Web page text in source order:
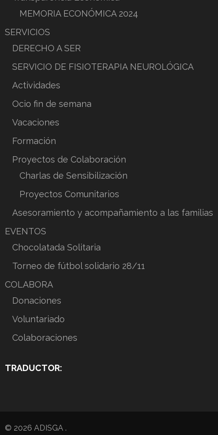
MEMORIA ECONÓMICA 2024
SERVICIOS
DERECHO A SER
SERVICIO DE FISIOTERAPIA NEUROLÓGICA
Actividades
Ocio fin de semana
Vacaciones
Formación
Proyectos de Colaboración
Charlas de Sensibilización
Proyectos Comunitarios
Asesoramiento y acompañamiento a las familias
EVENTOS
Chocolatada Solitaria
Torneo de fútbol solidario 28/11
COLABORA
Donaciones
Voluntariado
Colaboraciones
TRADUCTOR:
© 2026 ADISGA .